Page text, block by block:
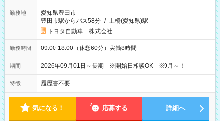
勤務地
愛知県豊田市
豊田市駅からバス58分 / 土橋(愛知県)駅
トヨタ自動車 株式会社
勤務時間 09:00-18:00（休憩60分）実働8時間
期間 2026年09月01日～長期 ※開始日相談OK ※9月～！
特徴 履歴書不要
気になる！ 応募する 詳細へ